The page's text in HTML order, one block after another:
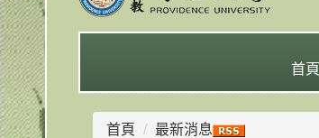
首頁
首頁 最新消息